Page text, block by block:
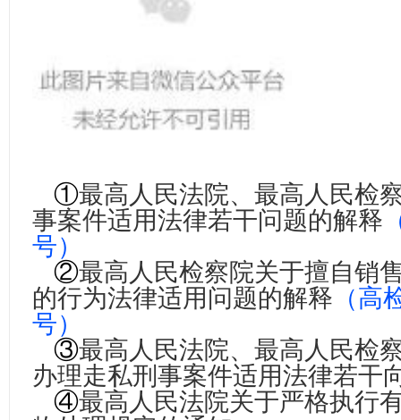
①最高人民法院、最高人民检
事案件适用法律若干问题的解释
号）
②最高人民检察院关于擅自销
的行为法律适用问题的解释 （高
号）
③最高人民法院、最高人民检
办理走私刑事案件适用法律若干
④最高人民法院关于严格执行